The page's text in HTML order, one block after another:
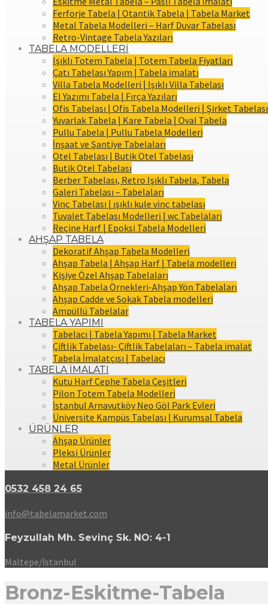
Ferforje Tabela | Otantik Tabela | Tabela Market
Metal Tabela Modelleri – Harf Duvar Tabelası
Retro-Vintage Tabela Yazıları
TABELA MODELLERİ
Işıklı Totem Tabela | Totem Tabela Fiyatları
Çatı Tabelası Yapım | Tabela imalatı
Villa Tabela Modelleri | Işıklı Villa Tabelası
El Yazımı Tabela | Fırça Yazıları
Ofis Tabelası | Ofis Tabela Modelleri | Şirket Tabelası
Yuvarlak Tabela | Kare Tabela | Oval Tabela
Pullu Tabela | Pullu Tabela Modelleri
İnşaat ve Şantiye Tabelaları
Otel Tabelası | Butik Otel Tabelası
Butik Otel Tabelası
Berber Tabelası, Retro Işıklı Tabela, Tabela
Galeri Tabelası – Tabelaları
Vinç Tabelası | ışıklı kule vinç tabelası
Tuvalet Tabelası Modelleri | wc Tabelaları
Reçine Harf | Epoksi Tabela Modelleri
AHŞAP TABELA
Dekoratif Ahşap Tabela Modelleri
Ahşap Tabela | Ahşap Harf | Tabela modelleri
Kişiye Özel Ahşap Tabelaları
Ahşap Tabela Örnekleri-Ahşap Yön Tabelaları
Ahşap Cadde ve Sokak Tabela modelleri
Ampüllü Tabelalar
TABELA YAPIMI
Tabelacı | Tabela Yapımı | Tabela Market
Çiftlik Tabelası- Çiftlik Tabelaları – Tabela imalat
Tabela İmalatçısı | Tabelacı
TABELA İMALATI
Kutu Harf Cephe Tabela Çeşitleri
Pilon Totem Tabela Modelleri
İstanbul Arnavutköy Neo Göl Park Evleri
Üniversite Kampüs Tabelası | Kurumsal Tabela
ÜRÜNLER
Ahşap Ürünler
Pleksi Ürünler
Metal Ürünler
0532 458 24 65
info@tabelamarket.com
Feyzullah Mh. Sevinç Sk. NO: 4-1
Maltepe/İstanbul
Bronz-Eskitme-Tabela